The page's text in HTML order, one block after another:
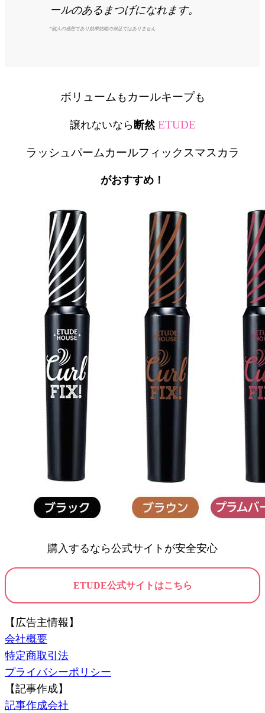
ールのあるまつげになれます。
*個人の感想であり効果効能の保証ではありません
ボリューム も カールキープも
譲れないなら 断然 ETUDE
ラッシュパームカールフィックスマスカラ
がおすすめ！
購入するなら公式サイトが安全安心
ETUDE公式サイトはこちら
【広告主情報】
会社概要
特定商取引法
プライバシーポリシー
【記事作成】
記事作成会社